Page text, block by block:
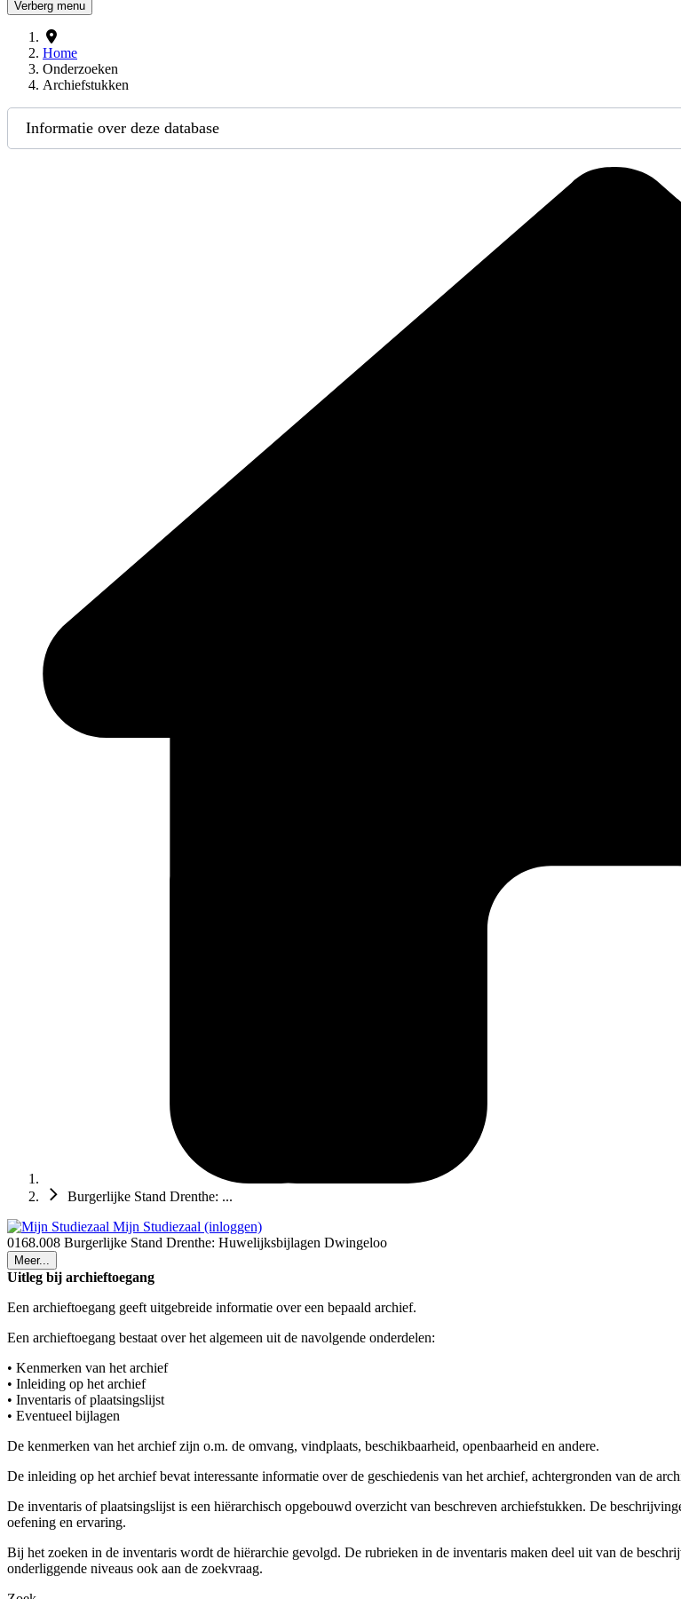
Verberg menu
Home
Onderzoeken
Archiefstukken
Informatie over deze database
Burgerlijke Stand Drenthe: ...
Mijn Studiezaal (inloggen)
0168.008 Burgerlijke Stand Drenthe: Huwelijksbijlagen Dwingeloo
Meer...
Uitleg bij archieftoegang
Een archieftoegang geeft uitgebreide informatie over een bepaald archief.
Een archieftoegang bestaat over het algemeen uit de navolgende onderdelen:
• Kenmerken van het archief
• Inleiding op het archief
• Inventaris of plaatsingslijst
• Eventueel bijlagen
De kenmerken van het archief zijn o.m. de omvang, vindplaats, beschikbaarheid, openbaarheid en andere.
De inleiding op het archief bevat interessante informatie over de geschiedenis van het archief, achtergronden van de
De inventaris of plaatsingslijst is een hiërarchisch opgebouwd overzicht van beschreven archiefstukken. De
oefening en ervaring.
Bij het zoeken in de inventaris wordt de hiërarchie gevolgd. De rubrieken in de inventaris maken deel uit van de
onderliggende niveaus ook aan de zoekvraag.